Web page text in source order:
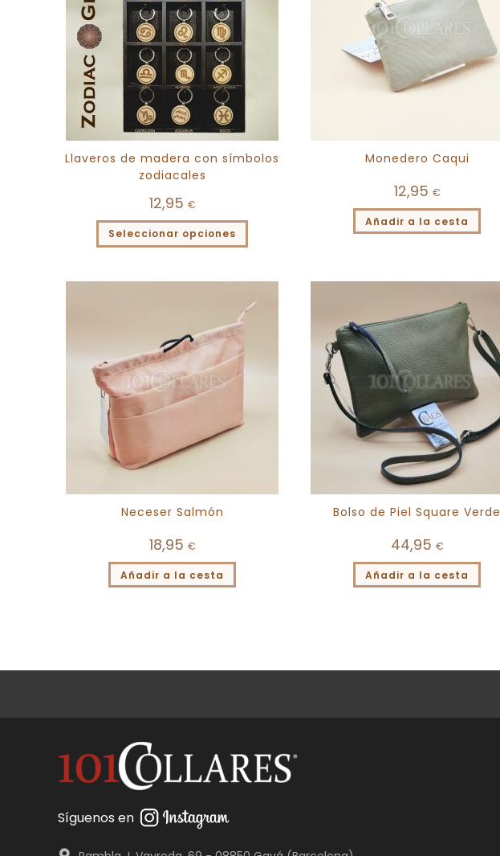
Llaveros de madera con símbolos
zodiacales
12,95 €
Seleccionar opciones
Monedero Caqui
12,95 €
Añadir a la cesta
Neceser Salmón
18,95 €
Añadir a la cesta
Bolso de Piel Square Verde
44,95 €
Añadir a la cesta
Síguenos en